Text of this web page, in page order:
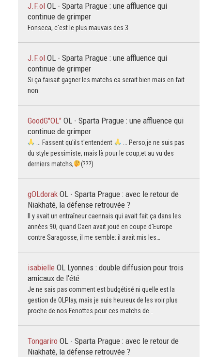
J.F.ol OL - Sparta Prague : une affluence qui
continue de grimper
Fonseca, c'est le plus mauvais des 3
J.F.ol OL - Sparta Prague : une affluence qui
continue de grimper
Si ça faisait gagner les matchs ca serait bien mais en fait
non
GoodG"OL" OL - Sparta Prague : une affluence qui
continue de grimper
... Fassent qu'ils t'entendent
... Perso,je ne suis pas
du style pessimiste, mais là pour le coup,et au vu des
derniers matchs,
(???)
gOLdorak OL - Sparta Prague : avec le retour de
Niakhaté, la défense retrouvée ?
Il y avait un entraîneur caennais qui avait fait ça dans les
années 90, quand Caen avait joué en coupe d'Europe
contre Saragosse, il me semble: il avait mis les…
isabielle OL Lyonnes : double diffusion pour trois
amicaux de l'été
Je ne sais pas comment est budgétisé ni quelle est la
gestion de OLPlay, mais je suis heureux de les voir plus
proche de nos Fenottes pour ces matchs de…
Tongariro OL - Sparta Prague : avec le retour de
Niakhaté, la défense retrouvée ?